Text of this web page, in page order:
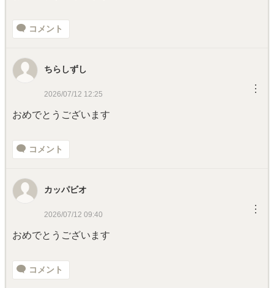
コメント
ちらしずし
2026/07/12 12:25 ︙
おめでとうございます
コメント
カッパビオ
2026/07/12 09:40 ︙
おめでとうございます
コメント